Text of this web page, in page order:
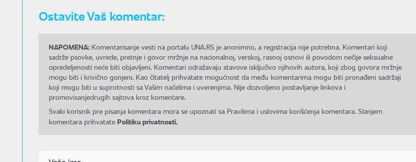
Ostavite Vaš komentar:
NAPOMENA: Komentarisanje vesti na portalu UNA.RS je anonimno, a registracija nije potrebna. Komentari koji
sadrže psovke, uvrede, pretnje i govor mržnje na nacionalnoj, verskoj, rasnoj osnovi ili povodom nečije seksualne
opredeljenosti neće biti objavljeni. Komentari odražavaju stavove isključivo njihovih autora, koji zbog govora mržnje
mogu biti i krivično gonjeni. Kao čitatelj prihvatate mogućnost da među komentarima mogu biti pronađeni sadržaji
koji mogu biti u suprotnosti sa Vašim načelima i uverenjima. Nije dozvoljeno postavljanje linkova i
promovisanjedrugih sajtova kroz komentare.
Svaki korisnik pre pisanja komentara mora se upoznati sa Pravilima i uslovima korišćenja komentara. Slanjem
komentara prihvatate Politiku privatnosti.